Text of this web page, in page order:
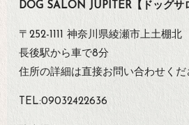
DOG SALON JUPITER【ドッグサ
〒252-1111 神奈川県綾瀬市上土棚北
長後駅から車で8分
住所の詳細は直接お問い合わせくだ
TEL:09032422636